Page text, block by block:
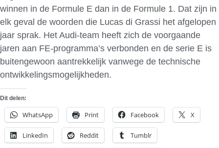
winnen in de Formule E dan in de Formule 1. Dat zijn in
elk geval de woorden die Lucas di Grassi het afgelopen
jaar sprak. Het Audi-team heeft zich de voorgaande
jaren aan FE-programma’s verbonden en de serie E is
buitengewoon aantrekkelijk vanwege de technische
ontwikkelingsmogelijkheden.
Dit delen:
WhatsApp Print Facebook X
LinkedIn Reddit Tumblr